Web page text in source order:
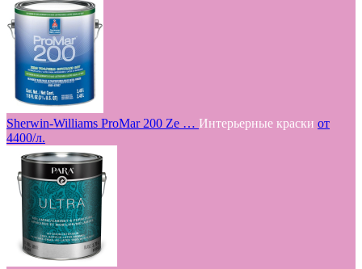
Sherwin-Williams ProMar 200 Ze … Интерьерные краски от
4400/л.